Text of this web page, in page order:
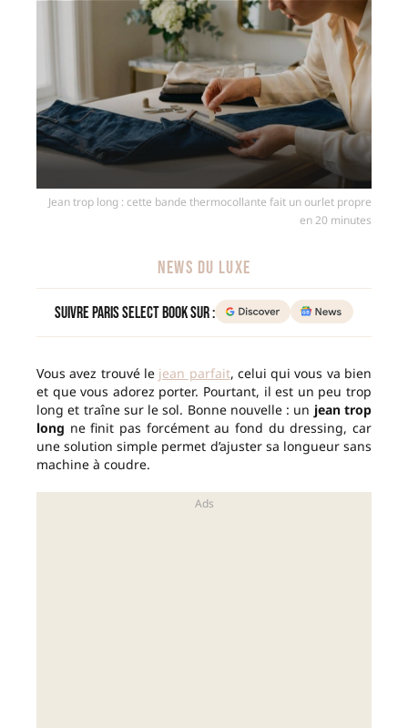
Jean trop long : cette bande thermocollante fait un ourlet propre
en 20 minutes
NEWS DU LUXE
Suivre Paris Select Book sur :
Vous avez trouvé le jean parfait, celui qui vous va bien
et que vous adorez porter. Pourtant, il est un peu trop
long et traîne sur le sol. Bonne nouvelle : un jean trop
long ne finit pas forcément au fond du dressing, car
une solution simple permet d’ajuster sa longueur sans
machine à coudre.